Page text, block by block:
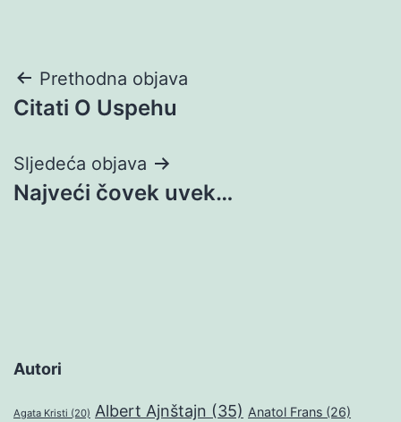
Navigacija
objava
Prethodna objava
Citati O Uspehu
Sljedeća objava
Najveći čovek uvek…
Autori
Agata Kristi (20) Albert Ajnštajn (35) Anatol Frans (26)